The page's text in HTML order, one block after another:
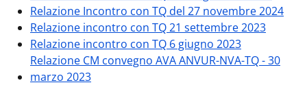
Relazione Incontro con TQ del 27 novembre 2024
Relazione incontro con TQ 21 settembre 2023
Relazione incontro con TQ 6 giugno 2023
Relazione CM convegno AVA ANVUR-NVA-TQ - 30
marzo 2023